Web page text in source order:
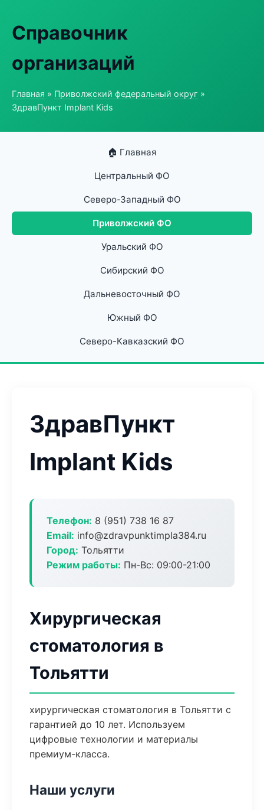
Справочник
организаций
Главная » Приволжский федеральный округ »
ЗдравПункт Implant Kids
🏠 Главная
Центральный ФО
Северо-Западный ФО
Приволжский ФО
Уральский ФО
Сибирский ФО
Дальневосточный ФО
Южный ФО
Северо-Кавказский ФО
ЗдравПункт
Implant Kids
Телефон: 8 (951) 738 16 87
Email: info@zdravpunktimpla384.ru
Город: Тольятти
Режим работы: Пн-Вс: 09:00-21:00
Хирургическая
стоматология в
Тольятти
хирургическая стоматология в Тольятти с
гарантией до 10 лет. Используем
цифровые технологии и материалы
премиум-класса.
Наши услуги